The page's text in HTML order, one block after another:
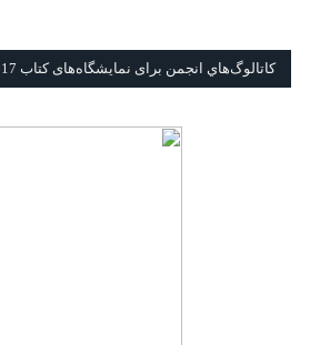
كاتالوگ‌هاي انجمن برای نمايشگاه‌های كتاب 2017-2018